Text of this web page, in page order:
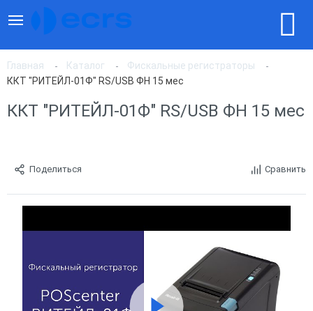
Главная Каталог
Фискальные регистраторы
ККТ "РИТЕЙЛ-01Ф" RS/USB ФН 15 мес
ККТ "РИТЕЙЛ-01Ф" RS/USB ФН 15 мес
Поделиться Сравнить